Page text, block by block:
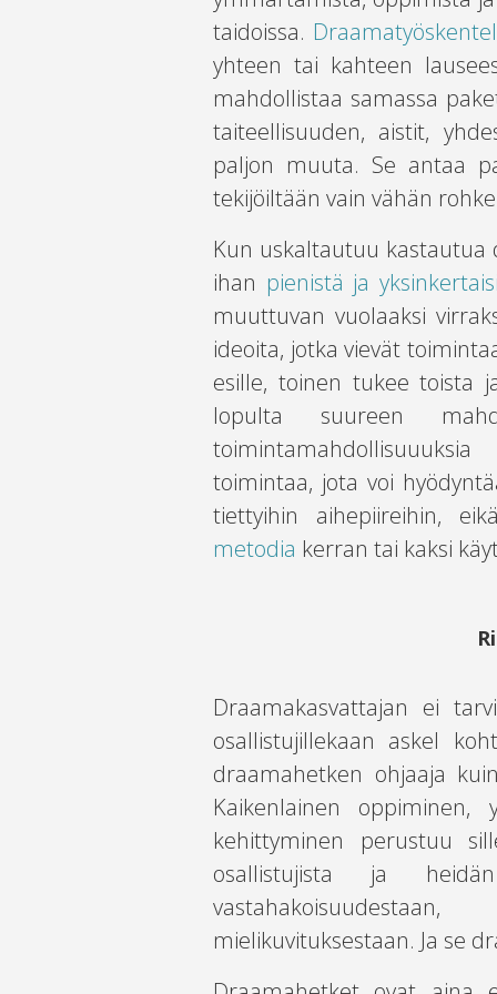
taidoissa.
yhteen tai kahteen
mahdollistaa samassa
taiteellisuuden, aistit,
paljon muuta. Se antaa
tekijöiltään vain vähän
Kun uskaltautuu kastautua
ihan pienistä ja
muuttuvan vuolaaksi
ideoita, jotka vievät
esille, toinen tukee toista
lopulta suureen
toimintaa, jota voi
tiettyihin aihepiireihin,
metodia kerran tai kaksi
Draamakasvattajan ei
osallistujillekaan askel
draamahetken ohjaaja
Kaikenlainen oppiminen,
kehittyminen perustuu
osallistujista ja heidän
mielikuvituksestaan. Ja se